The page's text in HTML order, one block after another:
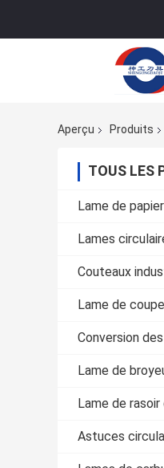
Aperçu Produits
TOUS LES
Lame de
Lames
Couteaux
Lame de
Conversion
Lame de
Lame de
Astuces